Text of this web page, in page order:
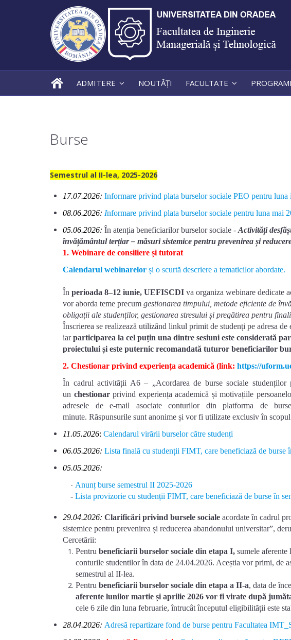
ADMITERE NOUTĂȚI FACULTATE
Burse
Semestrul al II-lea, 2025-2026
17.07.2026: Informare privind plata burselor sociale PEO pentru luna
08.06.2026: Informare privind plata burselor sociale pentru luna mai
05.06.2026: În atenția beneficiarilor burselor sociale - Activități
învățământul terțiar – măsuri sistemice pentru prevenirea și
1. Webinare de consiliere și tutorat
Calendarul webinarelor și o scurtă descriere a tematicilor abordate.
În perioada 8–12 iunie, UEFISCDI va organiza webinare dedicate
vor aborda teme precum gestionarea timpului, metode eficiente de
obligații ale studenților, gestionarea stresului și pregătirea pentru
Înscrierea se realizează utilizând linkul primit de studenți pe adresa
iarparticiparea la cel puțin una dintre sesiuni este considerată
proiectului și este puternic recomandată tuturor beneficiarilor
2. Chestionar privind experiența academică (link: https://
În cadrul activității A6 – „Acordarea de burse sociale
un chestionarprivind experiența academică și motivațiile
adresele de e-mail asociate conturilor din platforma de
minute. Răspunsurile sunt anonime și vor fi utilizate exclusiv în
11.05.2026: Calendarul virării burselor către studenți
06.05.2026: Lista finală cu studenții FIMT, care beneficiază de burse
05.05.2026:
- Anunț burse semestrul II 2025-2026
- Lista provizorie cu studenții FIMT, care beneficiază de burse în
29.04.2026: Clarificări privind bursele sociale acordate în cadrul
sistemice pentru prevenirea și reducerea abandonului universitar”,
Cercetării:
Pentru beneficiarii burselor sociale din etapa I, sumele
conturile studentilor în data de 24.04.2026. Aceștia vor primi, de
semestrul al II-lea.
Pentru beneficiarii burselor sociale din etapa a II-a, data de
aferente lunilor martie și aprilie 2026 vor fi virate după
cele 6 zile din luna februarie, întrucât începutul eligibilității este
28.04.2026: Adresă repartizare fond de burse pentru Facultatea